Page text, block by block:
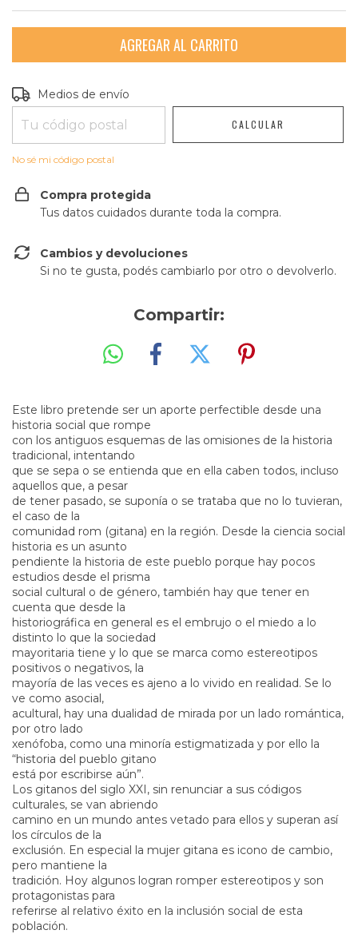
Entregas para el CP:
Medios de envío
CALCULAR
No sé mi código postal
Compra protegida
Tus datos cuidados durante toda la compra.
Cambios y devoluciones
Si no te gusta, podés cambiarlo por otro o devolverlo.
Compartir:
Este libro pretende ser un aporte perfectible desde una
historia social que rompe
con los antiguos esquemas de las omisiones de la historia
tradicional, intentando
que se sepa o se entienda que en ella caben todos, incluso
aquellos que, a pesar
de tener pasado, se suponía o se trataba que no lo tuvieran,
el caso de la
comunidad rom (gitana) en la región. Desde la ciencia social
historia es un asunto
pendiente la historia de este pueblo porque hay pocos
estudios desde el prisma
social cultural o de género, también hay que tener en
cuenta que desde la
historiográfica en general es el embrujo o el miedo a lo
distinto lo que la sociedad
mayoritaria tiene y lo que se marca como estereotipos
positivos o negativos, la
mayoría de las veces es ajeno a lo vivido en realidad. Se lo
ve como asocial,
acultural, hay una dualidad de mirada por un lado romántica,
por otro lado
xenófoba, como una minoría estigmatizada y por ello la
“historia del pueblo gitano
está por escribirse aún”.
Los gitanos del siglo XXI, sin renunciar a sus códigos
culturales, se van abriendo
camino en un mundo antes vetado para ellos y superan así
los círculos de la
exclusión. En especial la mujer gitana es icono de cambio,
pero mantiene la
tradición. Hoy algunos logran romper estereotipos y son
protagonistas para
referirse al relativo éxito en la inclusión social de esta
población.